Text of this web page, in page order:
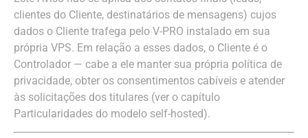
clientes do Cliente, destinatários de mensagens) cujos
dados o Cliente trafega pelo V-PRO instalado em sua
própria VPS. Em relação a esses dados, o Cliente é o
Controlador — cabe a ele manter sua própria política de
privacidade, obter os consentimentos cabíveis e atender
às solicitações dos titulares (ver o capítulo
Particularidades do modelo self-hosted).